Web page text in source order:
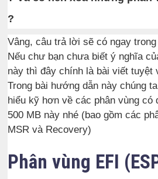
?
Vâng, câu trả lời sẽ có ngay
Nếu chư bạn chưa biết ý nghĩa
này thì đây chính là bài viết tuyệt
Trong bài hướng dẫn này chúng
hiểu kỹ hơn về các phân vùng có
500 MB này nhé (bao gồm các
MSR và Recovery)
Phân vùng EFI